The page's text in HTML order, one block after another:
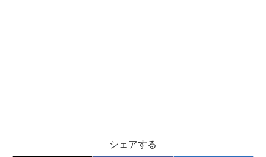
シェアする